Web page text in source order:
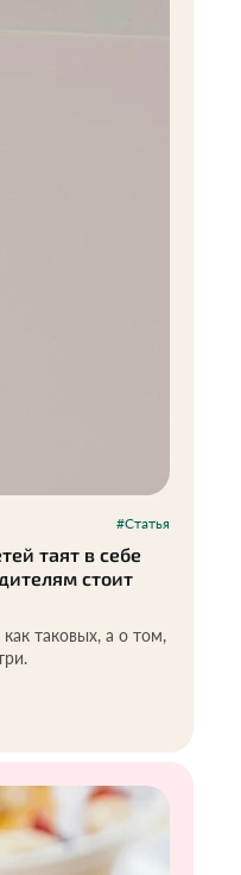
#Статья
таят в себе
стоит
таковых, а о том,